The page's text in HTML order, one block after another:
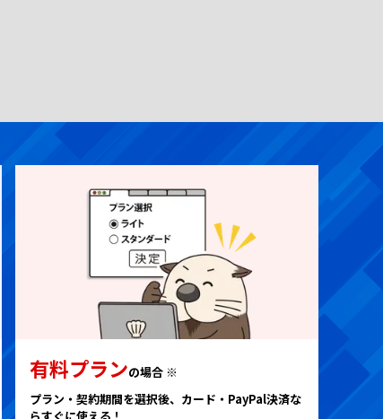
有料プランの場合 ※
プラン・契約期間を選択後、カード・PayPal決済な